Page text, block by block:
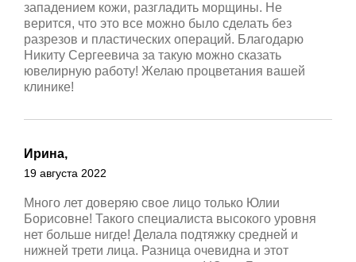
западением кожи, разгладить морщины. Не
верится, что это все можно было сделать без
разрезов и пластических операций. Благодарю
Никиту Сергеевича за такую можно сказать
ювелирную работу! Желаю процветания вашей
клинике!
Ирина,
19 августа 2022
Много лет доверяю свое лицо только Юлии
Борисовне! Такого специалиста высокого уровня
нет больше нигде! Делала подтяжку средней и
нижней трети лица. Разница очевидна и этот